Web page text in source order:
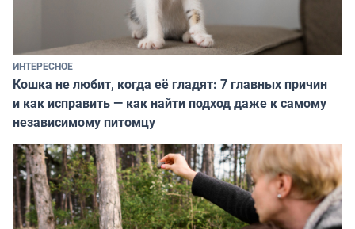
ИНТЕРЕСНОЕ
Кошка не любит, когда её гладят: 7 главных причин
и как исправить — как найти подход даже к самому
независимому питомцу